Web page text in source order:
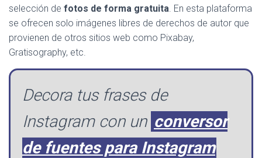
selección de fotos de forma gratuita. En esta plataforma
se ofrecen solo imágenes libres de derechos de autor que
provienen de otros sitios web como Pixabay,
Gratisography, etc.
Decora tus frases de
Instagram con un conversor
de fuentes para Instagram